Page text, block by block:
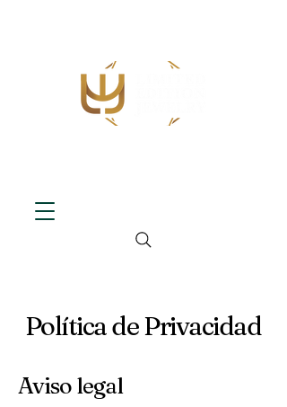
Política de Privacidad
Aviso legal